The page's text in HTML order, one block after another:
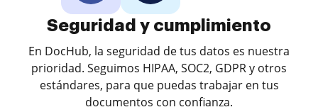
Seguridad y cumplimiento
En DocHub, la seguridad de tus datos es nuestra
prioridad. Seguimos HIPAA, SOC2, GDPR y otros
estándares, para que puedas trabajar en tus
documentos con confianza.